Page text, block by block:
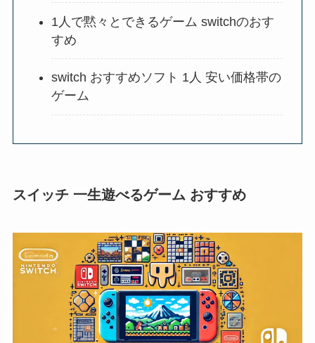
1人で黙々とできるゲーム switchのおす
すめ
switch おすすめソフト 1人 安い価格帯の
ゲーム
スイッチ 一生遊べるゲーム おすすめ